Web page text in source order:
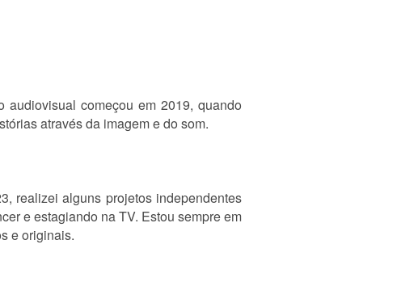
começou em 2019, quando
através da imagem e do som.
realizei alguns projetos independentes
e estagiando na TV. Estou sempre em
e originais.